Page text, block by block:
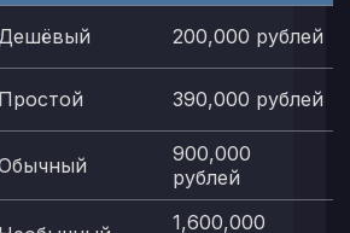
Дешёвый 200,000 рублей
Простой 390,000 рублей
900,000
рублей
1,600,000